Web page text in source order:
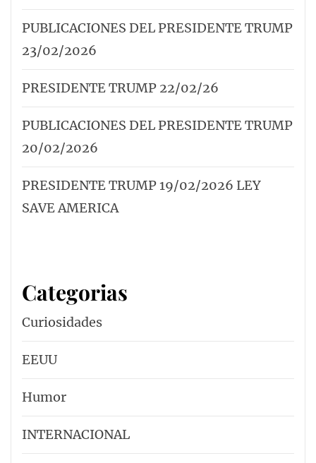
PUBLICACIONES DEL PRESIDENTE TRUMP
23/02/2026
PRESIDENTE TRUMP 22/02/26
PUBLICACIONES DEL PRESIDENTE TRUMP
20/02/2026
PRESIDENTE TRUMP 19/02/2026 LEY
SAVE AMERICA
Categorias
Curiosidades
EEUU
Humor
INTERNACIONAL